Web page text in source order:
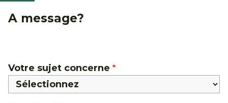
A message?
Votre sujet concerne